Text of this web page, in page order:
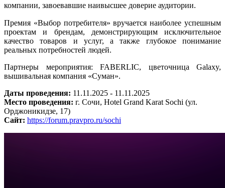
компании, завоевавшие наивысшее доверие аудитории.
Премия «Выбор потребителя» вручается наиболее успешным
проектам и брендам, демонстрирующим исключительное
качество товаров и услуг, а также глубокое понимание
реальных потребностей людей.
Партнеры мероприятия: FABERLIC, цветочница Galaxy,
вышивальная компания «Суман».
Даты проведения: 11.11.2025 - 11.11.2025
Место проведения: г. Сочи, Hotel Grand Karat Sochi (ул.
Орджоникидзе, 17)
Сайт: https://forum.pravpro.ru/sochi